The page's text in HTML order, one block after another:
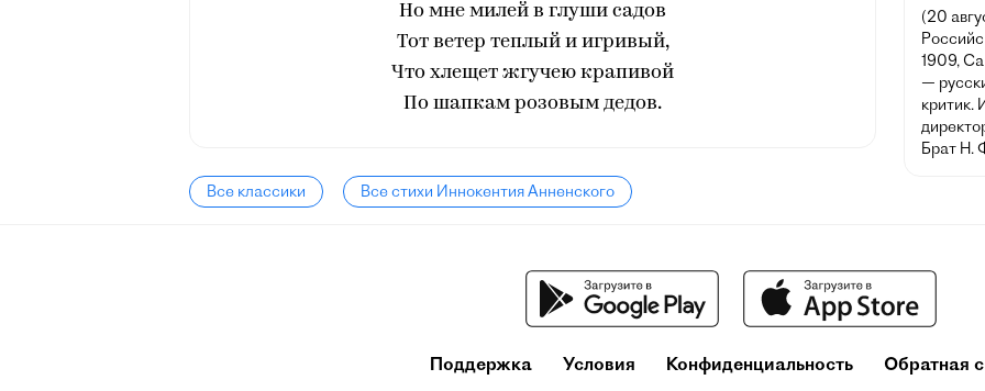
Но мне милей в глуши садов
Тот ветер теплый и игривый,
Что хлещет жгучею крапивой
По шапкам розовым дедов.
Все классики Все стихи Иннокентия Анненского
(20
1909,
—
критик.
Брат Н.
Поддержка Условия Конфиденциальность Обратная